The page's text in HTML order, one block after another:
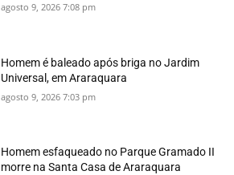
agosto 9, 2026 7:08 pm
Homem é baleado após briga no Jardim
Universal, em Araraquara
agosto 9, 2026 7:03 pm
Homem esfaqueado no Parque Gramado II
morre na Santa Casa de Araraquara